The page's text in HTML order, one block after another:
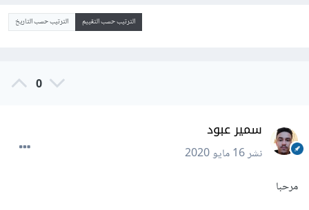
الترتيب حسب التقييم الترتيب حسب التاريخ
0
سمير عبود
نشر16 مايو 2020
مرحبا